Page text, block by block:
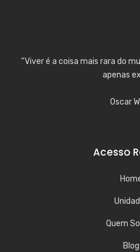
“Viver é a coisa mais rara do
apenas
Oscar
Acesso
Quem
Blog